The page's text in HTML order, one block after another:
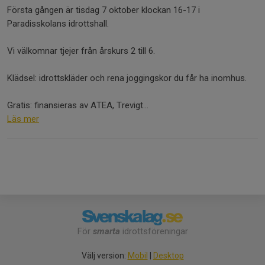
Första gången är tisdag 7 oktober klockan 16-17 i
Paradisskolans idrottshall.
Vi välkomnar tjejer från årskurs 2 till 6.
Klädsel: idrottskläder och rena joggingskor du får ha inomhus.
Gratis: finansieras av ATEA, Trevigt...
Läs mer
För smarta idrottsföreningar
Välj version: Mobil Desktop